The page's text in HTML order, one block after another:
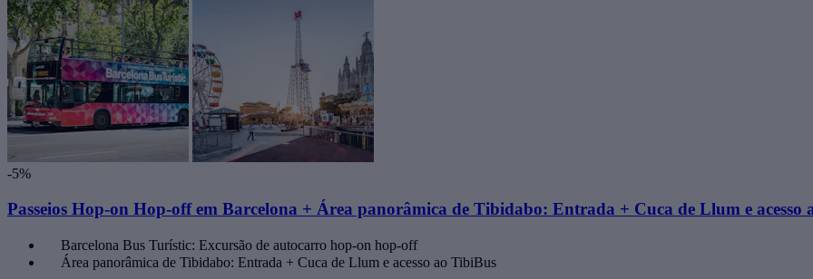
-5%
Passeios Hop-on Hop-off em Barcelona + Área panorâmica de Tibidabo: Entrada + Cuca de Llum e acesso
Barcelona Bus Turístic: Excursão de autocarro hop-on hop-off
Área panorâmica de Tibidabo: Entrada + Cuca de Llum e acesso ao TibiBus